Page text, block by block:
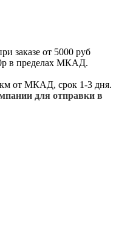
заказе от 5000 руб
в пределах МКАД.
от МКАД, срок 1-3 дня.
для отправки в